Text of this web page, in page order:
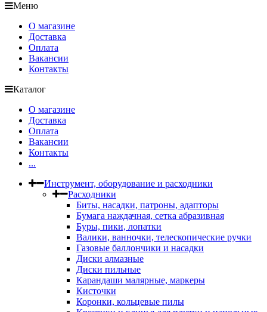
Меню
О магазине
Доставка
Оплата
Вакансии
Контакты
Каталог
О магазине
Доставка
Оплата
Вакансии
Контакты
...
Инструмент, оборудование и расходники
Расходники
Биты, насадки, патроны, адапторы
Бумага наждачная, сетка абразивная
Буры, пики, лопатки
Валики, ванночки, телескопические ручки
Газовые баллончики и насадки
Диски алмазные
Диски пильные
Карандаши малярные, маркеры
Кисточки
Коронки, кольцевые пилы